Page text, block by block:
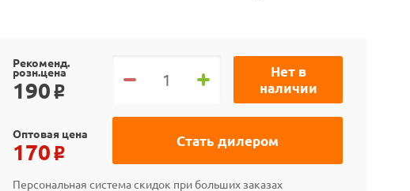
Рекоменд.
розн.цена
190 o
Нет в
наличии
Стать дилером
Оптовая цена
170 o
Персональная система скидок при больших заказах